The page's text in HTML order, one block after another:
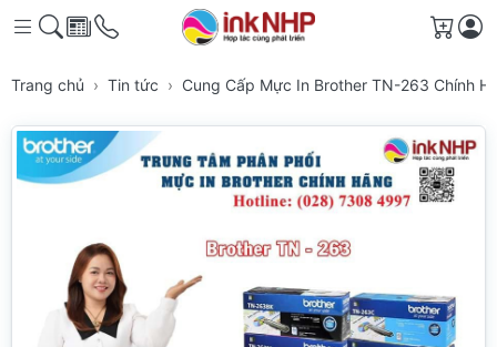
Giỏ
Trang chủ Tin tức Cung Cấp Mực In Brother TN-263 Chính